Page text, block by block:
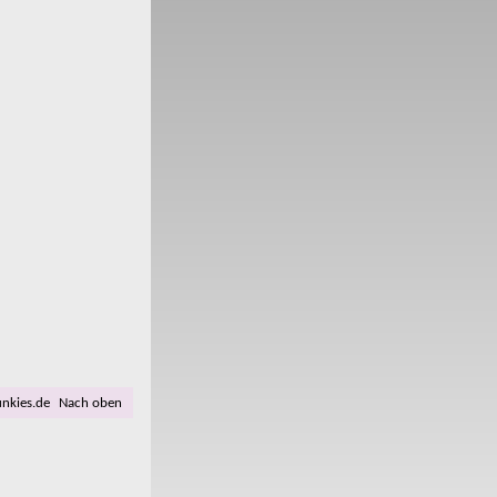
Nach oben